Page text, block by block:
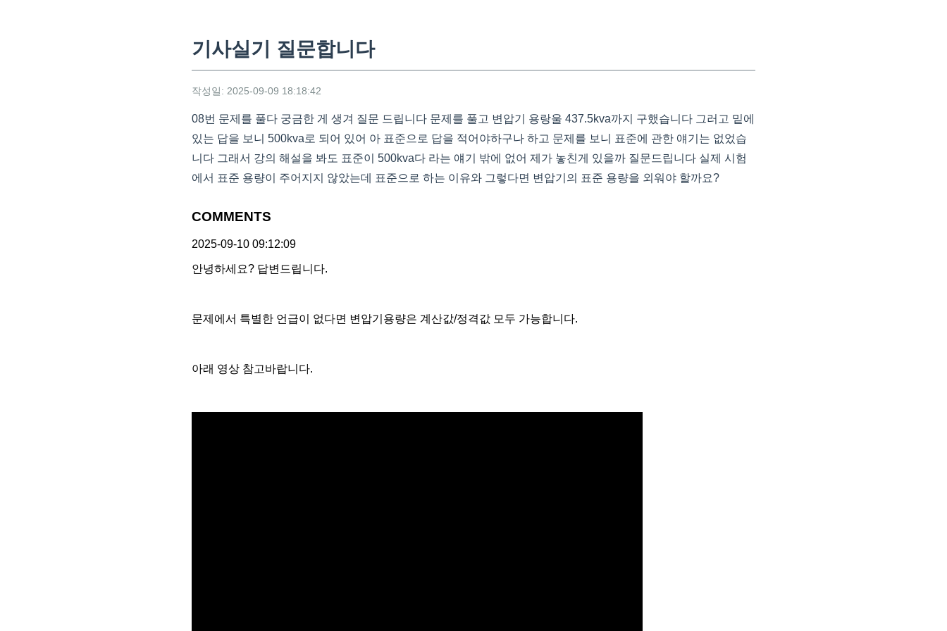
기사실기 질문합니다
작성일: 2025-09-09 18:18:42
08번 문제를 풀다 궁금한 게 생겨 질문 드립니다 문제를 풀고 변압기 용랑울 437.5kva까지 구했습니다 그러고 밑에
있는 답을 보니 500kva로 되어 있어 아 표준으로 답을 적어야하구나 하고 문제를 보니 표준에 관한 얘기는 없었습
니다 그래서 강의 해설을 봐도 표준이 500kva다 라는 얘기 밖에 없어 제가 놓친게 있을까 질문드립니다 실제 시험
에서 표준 용량이 주어지지 않았는데 표준으로 하는 이유와 그렇다면 변압기의 표준 용량을 외워야 할까요?
COMMENTS
2025-09-10 09:12:09
안녕하세요? 답변드립니다.
문제에서 특별한 언급이 없다면 변압기용량은 계산값/정격값 모두 가능합니다.
아래 영상 참고바랍니다.